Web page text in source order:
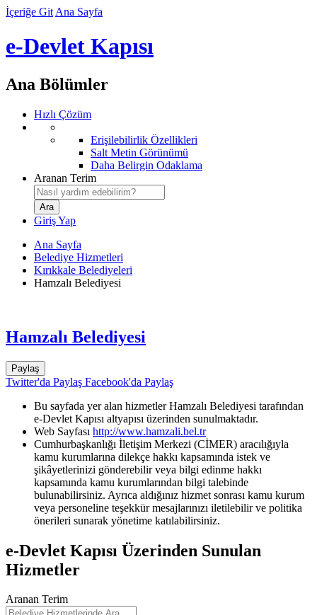
İçeriğe Git Ana Sayfa
e-Devlet Kapısı
Ana Bölümler
Hızlı Çözüm
Erişilebilirlik Özellikleri
Salt Metin Görünümü
Daha Belirgin Odaklama
Aranan Terim
Giriş Yap
Ana Sayfa
Belediye Hizmetleri
Kırıkkale Belediyeleri
Hamzalı Belediyesi
Hamzalı Belediyesi
Paylaş
Twitter'da Paylaş Facebook'da Paylaş
Bu sayfada yer alan hizmetler Hamzalı Belediyesi tarafından
e-Devlet Kapısı altyapısı üzerinden sunulmaktadır.
Web Sayfası http://www.hamzali.bel.tr
Cumhurbaşkanlığı İletişim Merkezi (CİMER) aracılığıyla
kamu kurumlarına dilekçe hakkı kapsamında istek ve
şikâyetlerinizi gönderebilir veya bilgi edinme hakkı
kapsamında kamu kurumlarından bilgi talebinde
bulunabilirsiniz. Ayrıca aldığınız hizmet sonrası kamu kurum
veya personeline teşekkür mesajlarınızı iletilebilir ve politika
önerileri sunarak yönetime katılabilirsiniz.
e-Devlet Kapısı Üzerinden Sunulan
Hizmetler
Aranan Terim